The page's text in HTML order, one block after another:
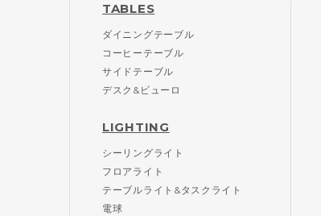
TABLES
ダイニングテーブル
コーヒーテーブル
サイドテーブル
デスク&ビューロ
LIGHTING
シーリングライト
フロアライト
テーブルライト&タスクライト
電球